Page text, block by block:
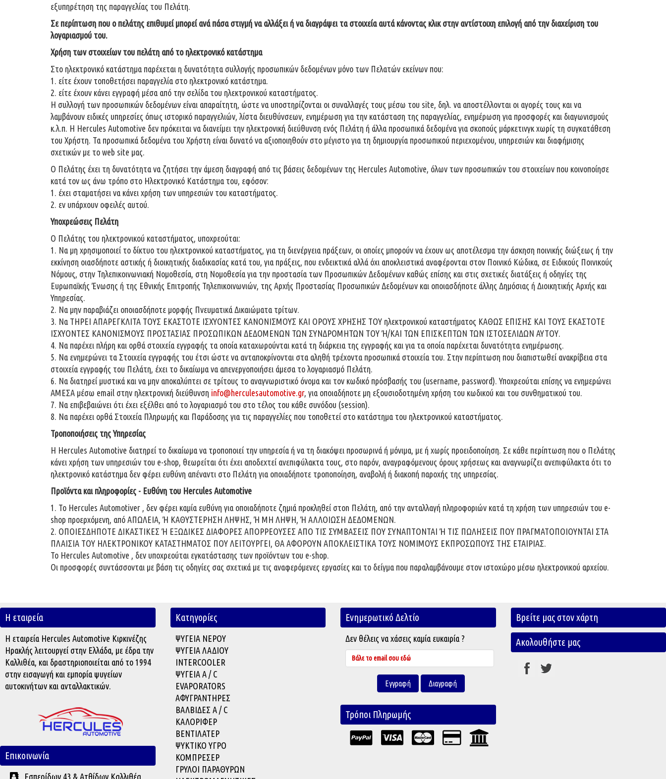
εξυπηρέτηση της παραγγελίας του Πελάτη.
Σε περίπτωση που ο πελάτης επιθυμεί μπορεί ανά πάσα στιγμή να αλλάξει ή να διαγράψει τα στοιχεία αυτά κάνοντας κλικ στην αντίστοιχη επιλογή από την διαχείριση του
λογαριασμού του.
Χρήση των στοιχείων του πελάτη από το ηλεκτρονικό κατάστημα
Στο ηλεκτρονικό κατάστημα παρέχεται η δυνατότητα συλλογής προσωπικών δεδομένων μόνο των Πελατών εκείνων που:
1. είτε έχουν τοποθετήσει παραγγελία στο ηλεκτρονικό κατάστημα.
2. είτε έχουν κάνει εγγραφή μέσα από την σελίδα του ηλεκτρονικού καταστήματος.
H συλλογή των προσωπικών δεδομένων είναι απαραίτητη, ώστε να υποστηρίζονται οι συναλλαγές τους μέσω του site, δηλ. να αποστέλλονται οι αγορές τους και να
λαμβάνουν ειδικές υπηρεσίες όπως ιστορικό παραγγελιών, λίστα διευθύνσεων, ενημέρωση για την κατάσταση της παραγγελίας, ενημέρωση για προσφορές και διαγωνισμούς
κ.λ.π. Η Hercules Automotive δεν πρόκειται να διανείμει την ηλεκτρονική διεύθυνση ενός Πελάτη ή άλλα προσωπικά δεδομένα για σκοπούς μάρκετινγκ χωρίς τη συγκατάθεση
του Χρήστη. Τα προσωπικά δεδομένα του Χρήστη είναι δυνατό να αξιοποιηθούν στο μέγιστο για τη δημιουργία προσωπικού περιεχομένου, υπηρεσιών και διαφήμισης
σχετικών με το web site μας.
O Πελάτης έχει τη δυνατότητα να ζητήσει την άμεση διαγραφή από τις βάσεις δεδομένων της Hercules Automotive, όλων των προσωπικών του στοιχείων που κοινοποίησε
κατά τον ως άνω τρόπο στο Ηλεκτρονικό Κατάστημα του, εφόσον:
1. έχει σταματήσει να κάνει χρήση των υπηρεσιών του καταστήματος.
2. εν υπάρχουν οφειλές αυτού.
Υποχρεώσεις Πελάτη
Ο Πελάτης του ηλεκτρονικού καταστήματος, υποχρεούται:
1. Να μη χρησιμοποιεί το δίκτυο του ηλεκτρονικού καταστήματος, για τη διενέργεια πράξεων, οι οποίες μπορούν να έχουν ως αποτέλεσμα την άσκηση ποινικής διώξεως ή την
εκκίνηση οιασδήποτε αστικής ή διοικητικής διαδικασίας κατά του, για πράξεις, που ενδεικτικά αλλά όχι αποκλειστικά αναφέρονται στον Ποινικό Κώδικα, σε Ειδικούς Ποινικούς
Νόμους, στην Τηλεπικοινωνιακή Νομοθεσία, στη Νομοθεσία για την προστασία των Προσωπικών Δεδομένων καθώς επίσης και στις σχετικές διατάξεις ή οδηγίες της
Ευρωπαϊκής Ένωσης ή της Εθνικής Επιτροπής Τηλεπικοινωνιών, της Αρχής Προστασίας Προσωπικών Δεδομένων και οποιασδήποτε άλλης Δημόσιας ή Διοικητικής Αρχής και
Υπηρεσίας.
2. Να μην παραβιάζει οποιασδήποτε μορφής Πνευματικά Δικαιώματα τρίτων.
3. Να ΤΗΡΕΙ ΑΠΑΡΕΓΚΛΙΤΑ ΤΟΥΣ ΕΚΑΣΤΟΤΕ ΙΣΧΥΟΝΤΕΣ ΚΑΝΟΝΙΣΜΟΥΣ ΚΑΙ ΟΡΟΥΣ ΧΡΗΣΗΣ ΤΟΥ ηλεκτρονικού καταστήματος ΚΑΘΩΣ ΕΠΙΣΗΣ ΚΑΙ ΤΟΥΣ ΕΚΑΣΤΟΤΕ
ΙΣΧΥΟΝΤΕΣ ΚΑΝΟΝΙΣΜΟΥΣ ΠΡΟΣΤΑΣΙΑΣ ΠΡΟΣΩΠΙΚΩΝ ΔΕΔΟΜΕΝΩΝ ΤΩΝ ΣΥΝΔΡΟΜΗΤΩΝ ΤΟΥ Ή/ΚΑΙ ΤΩΝ ΕΠΙΣΚΕΠΤΩΝ ΤΩΝ ΙΣΤΟΣΕΛΙΔΩΝ ΑΥΤΟΥ.
4. Να παρέχει πλήρη και ορθά στοιχεία εγγραφής τα οποία καταχωρούνται κατά τη διάρκεια της εγγραφής και για τα οποία παρέχεται δυνατότητα ενημέρωσης.
5. Να ενημερώνει τα Στοιχεία εγγραφής του έτσι ώστε να ανταποκρίνονται στα αληθή τρέχοντα προσωπικά στοιχεία του. Στην περίπτωση που διαπιστωθεί ανακρίβεια στα
στοιχεία εγγραφής του Πελάτη, έχει το δικαίωμα να απενεργοποιήσει άμεσα το λογαριασμό Πελάτη.
6. Να διατηρεί μυστικά και να μην αποκαλύπτει σε τρίτους το αναγνωριστικό όνομα και τον κωδικό πρόσβασής του (username, password). Υποχρεούται επίσης να ενημερώνει
ΑΜΕΣΑ μέσω email στην ηλεκτρονική διεύθυνση info@herculesautomotive.gr, για οποιαδήποτε μη εξουσιοδοτημένη χρήση του κωδικού και του συνθηματικού του.
7. Να επιβεβαιώνει ότι έχει εξέλθει από το λογαριασμό του στο τέλος του κάθε συνόδου (session).
8. Να παρέχει ορθά Στοιχεία Πληρωμής και Παράδοσης για τις παραγγελίες που τοποθετεί στo κατάστημα του ηλεκτρονικού καταστήματος.
Τροποποιήσεις της Υπηρεσίας
Η Hercules Automotive διατηρεί το δικαίωμα να τροποποιεί την υπηρεσία ή να τη διακόψει προσωρινά ή μόνιμα, με ή χωρίς προειδοποίηση. Σε κάθε περίπτωση που ο Πελάτης
κάνει χρήση των υπηρεσιών του e-shop, θεωρείται ότι έχει αποδεχτεί ανεπιφύλακτα τους, στο παρόν, αναγραφόμενους όρους χρήσεως και αναγνωρίζει ανεπιφύλακτα ότι το
ηλεκτρονικό κατάστημα δεν φέρει ευθύνη απέναντι στο Πελάτη για οποιαδήποτε τροποποίηση, αναβολή ή διακοπή παροχής της υπηρεσίας.
Προϊόντα και πληροφορίες - Ευθύνη του Hercules Automotive
1. Το Hercules Automotiver , δεν φέρει καμία ευθύνη για οποιαδήποτε ζημιά προκληθεί στοn Πελάτη, από την ανταλλαγή πληροφοριών κατά τη χρήση των υπηρεσιών του e-
shop προερχόμενη, από ΑΠΩΛΕΙΑ, Ή ΚΑΘΥΣΤΕΡΗΣΗ ΛΗΨΗΣ, Ή ΜΗ ΛΗΨΗ, Ή ΑΛΛΟΙΩΣΗ ΔΕΔΟΜΕΝΩΝ.
2. ΟΠΟΙΕΣΔΗΠΟΤΕ ΔΙΚΑΣΤΙΚΕΣ Ή ΕΞΩΔΙΚΕΣ ΔΙΑΦΟΡΕΣ ΑΠΟΡΡΕΟΥΣΕΣ ΑΠΟ ΤΙΣ ΣΥΜΒΑΣΕΙΣ ΠΟΥ ΣΥΝΑΠΤΟΝΤΑΙ Ή ΤΙΣ ΠΩΛΗΣΕΙΣ ΠΟΥ ΠΡΑΓΜΑΤΟΠΟΙΟΥΝΤΑΙ ΣΤΑ
ΠΛΑΙΣΙΑ ΤΟΥ ΗΛΕΚΤΡΟΝΙΚΟΥ ΚΑΤΑΣΤΗΜΑΤΟΣ ΠΟΥ ΛΕΙΤΟΥΡΓΕΙ, ΘΑ ΑΦΟΡΟΥΝ ΑΠΟΚΛΕΙΣΤΙΚΑ ΤΟΥΣ ΝΟΜΙΜΟΥΣ ΕΚΠΡΟΣΩΠΟΥΣ ΤΗΣ ΕΤΑΙΡΙΑΣ.
Το Hercules Automotive , δεν υποχρεούται εγκατάστασης των προϊόντων του e-shop.
Οι προσφορές συντάσσονται με βάση τις οδηγίες σας σχετικά με τις αναφερόμενες εργασίες και το δείγμα που παραλαμβάνουμε στον ιστοχώρο μέσω ηλεκτρονικού αρχείου.
Η εταιρεία
Η εταιρεία Hercules Automotive Κιρκινέζης
Ηρακλής λειτουργεί στην Ελλάδα, με έδρα την
Καλλιθέα, και δραστηριοποιείται από το 1994
στην εισαγωγή και εμπορία ψυγείων
αυτοκινήτων και ανταλλακτικών.
Επικοινωνία
Εσπερίδων 43 & Ατθίδων Καλλιθέα
Κατηγορίες
ΨΥΓΕΙΑ ΝΕΡΟΥ
ΨΥΓΕΙΑ ΛΑΔΙΟΥ
INTERCOOLER
ΨΥΓΕΙΑ A / C
EVAPORATORS
ΑΦΥΓΡΑΝΤΗΡΕΣ
ΒΑΛΒΙΔΕΣ A / C
ΚΑΛΟΡΙΦΕΡ
ΒΕΝΤΙΛΑΤΕΡ
ΨΥΚΤΙΚΟ ΥΓΡΟ
ΚΟΜΠΡΕΣΕΡ
ΓΡΥΛΟΙ ΠΑΡΑΘΥΡΩΝ
Ενημερωτικό Δελτίο
Δεν θέλεις να χάσεις καμία ευκαιρία ?
Τρόποι Πληρωμής
Βρείτε μας στον χάρτη
Ακολουθήστε μας